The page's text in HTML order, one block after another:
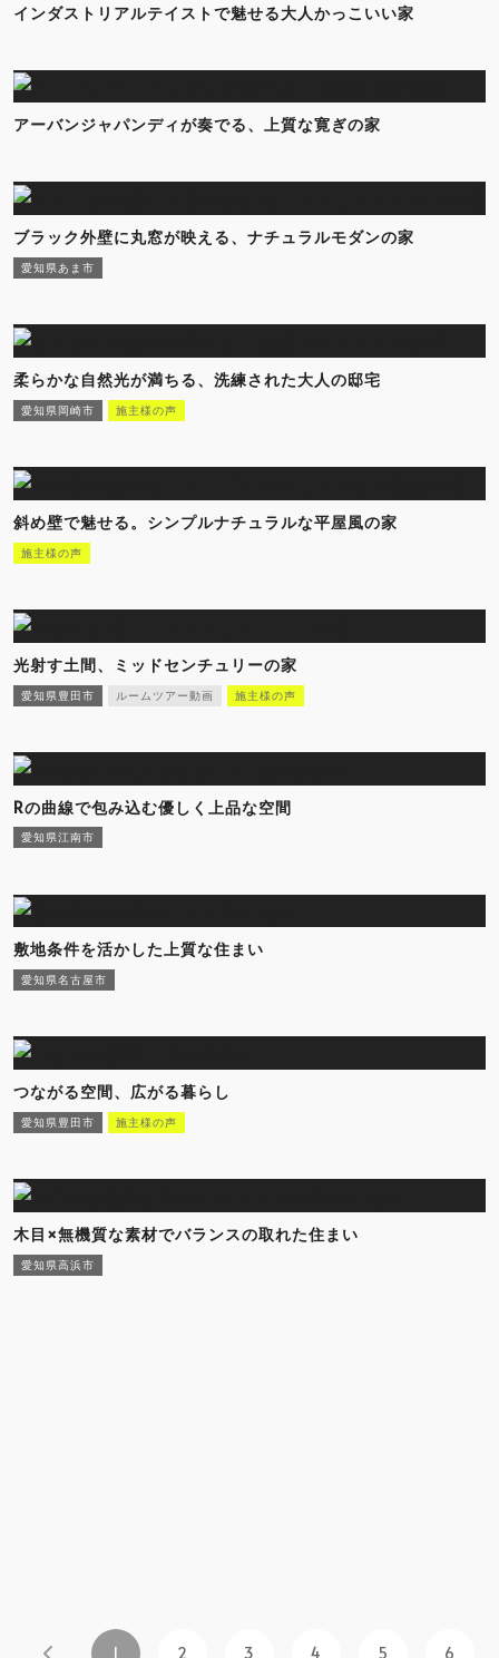
インダストリアルテイストで魅せる大人かっこいい家
アーバンジャパンディが奏でる、上質な寛ぎの家
ブラック外壁に丸窓が映える、ナチュラルモダンの家
愛知県あま市
柔らかな自然光が満ちる、洗練された大人の邸宅
愛知県岡崎市 施主様の声
斜め壁で魅せる。シンプルナチュラルな平屋風の家
施主様の声
光射す土間、ミッドセンチュリーの家
愛知県豊田市 ルームツアー動画 施主様の声
Rの曲線で包み込む優しく上品な空間
愛知県江南市
敷地条件を活かした上質な住まい
愛知県名古屋市
つながる空間、広がる暮らし
愛知県豊田市 施主様の声
木目×無機質な素材でバランスの取れた住まい
愛知県高浜市
1 2 3 4 5 6